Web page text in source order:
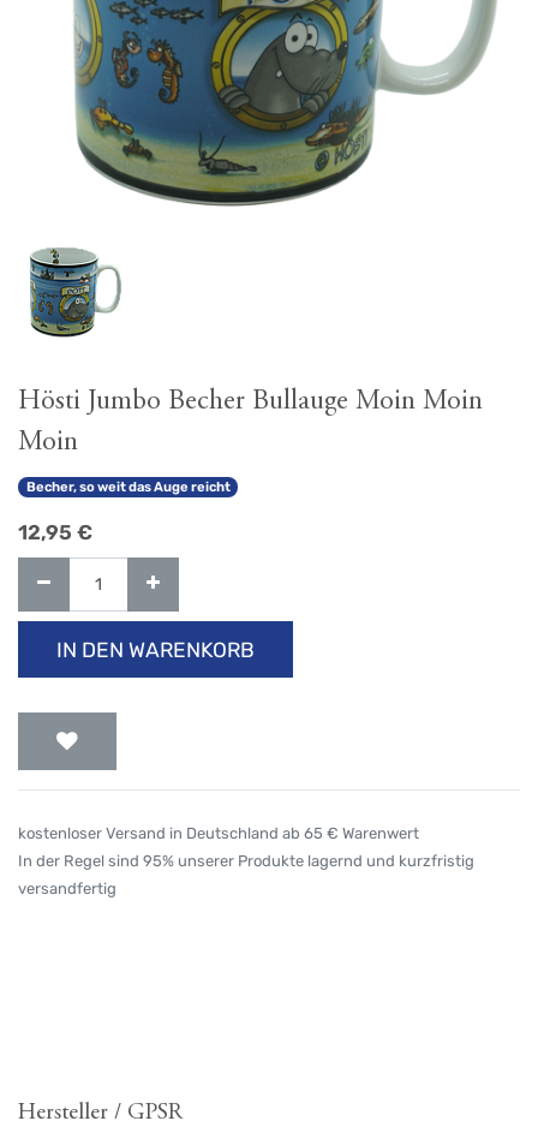
Hösti Jumbo Becher Bullauge Moin Moin
Moin
Becher, so weit das Auge reicht
12,95 €
IN DEN WARENKORB
kostenloser Versand in Deutschland ab 65 € Warenwert
In der Regel sind 95% unserer Produkte lagernd und kurzfristig
versandfertig
Hersteller / GPSR